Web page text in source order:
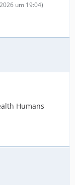
um 19:04)
Humans